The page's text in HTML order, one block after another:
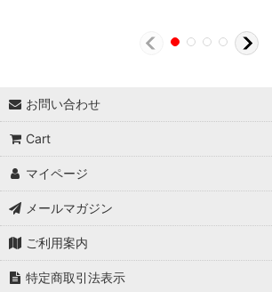
お問い合わせ
Cart
マイページ
メールマガジン
ご利用案内
特定商取引法表示